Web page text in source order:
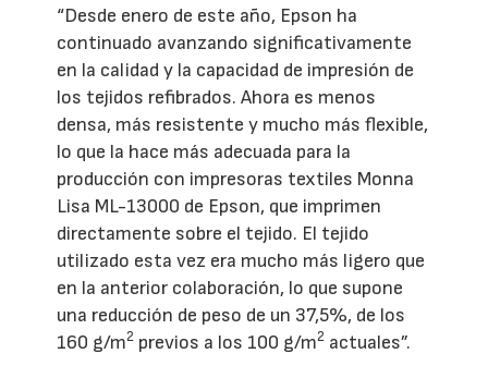
“Desde enero de este año, Epson ha
continuado avanzando significativamente
en la calidad y la capacidad de impresión de
los tejidos refibrados. Ahora es menos
densa, más resistente y mucho más flexible,
lo que la hace más adecuada para la
producción con impresoras textiles Monna
Lisa ML-13000 de Epson, que imprimen
directamente sobre el tejido. El tejido
utilizado esta vez era mucho más ligero que
en la anterior colaboración, lo que supone
una reducción de peso de un 37,5%, de los
160 g/m2 previos a los 100 g/m2 actuales”.